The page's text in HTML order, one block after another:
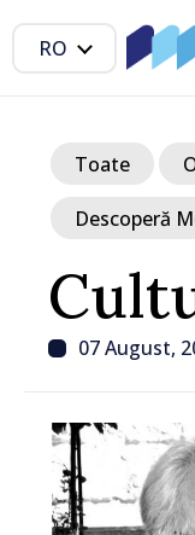
RO
07 August,
Toate
Descoperă